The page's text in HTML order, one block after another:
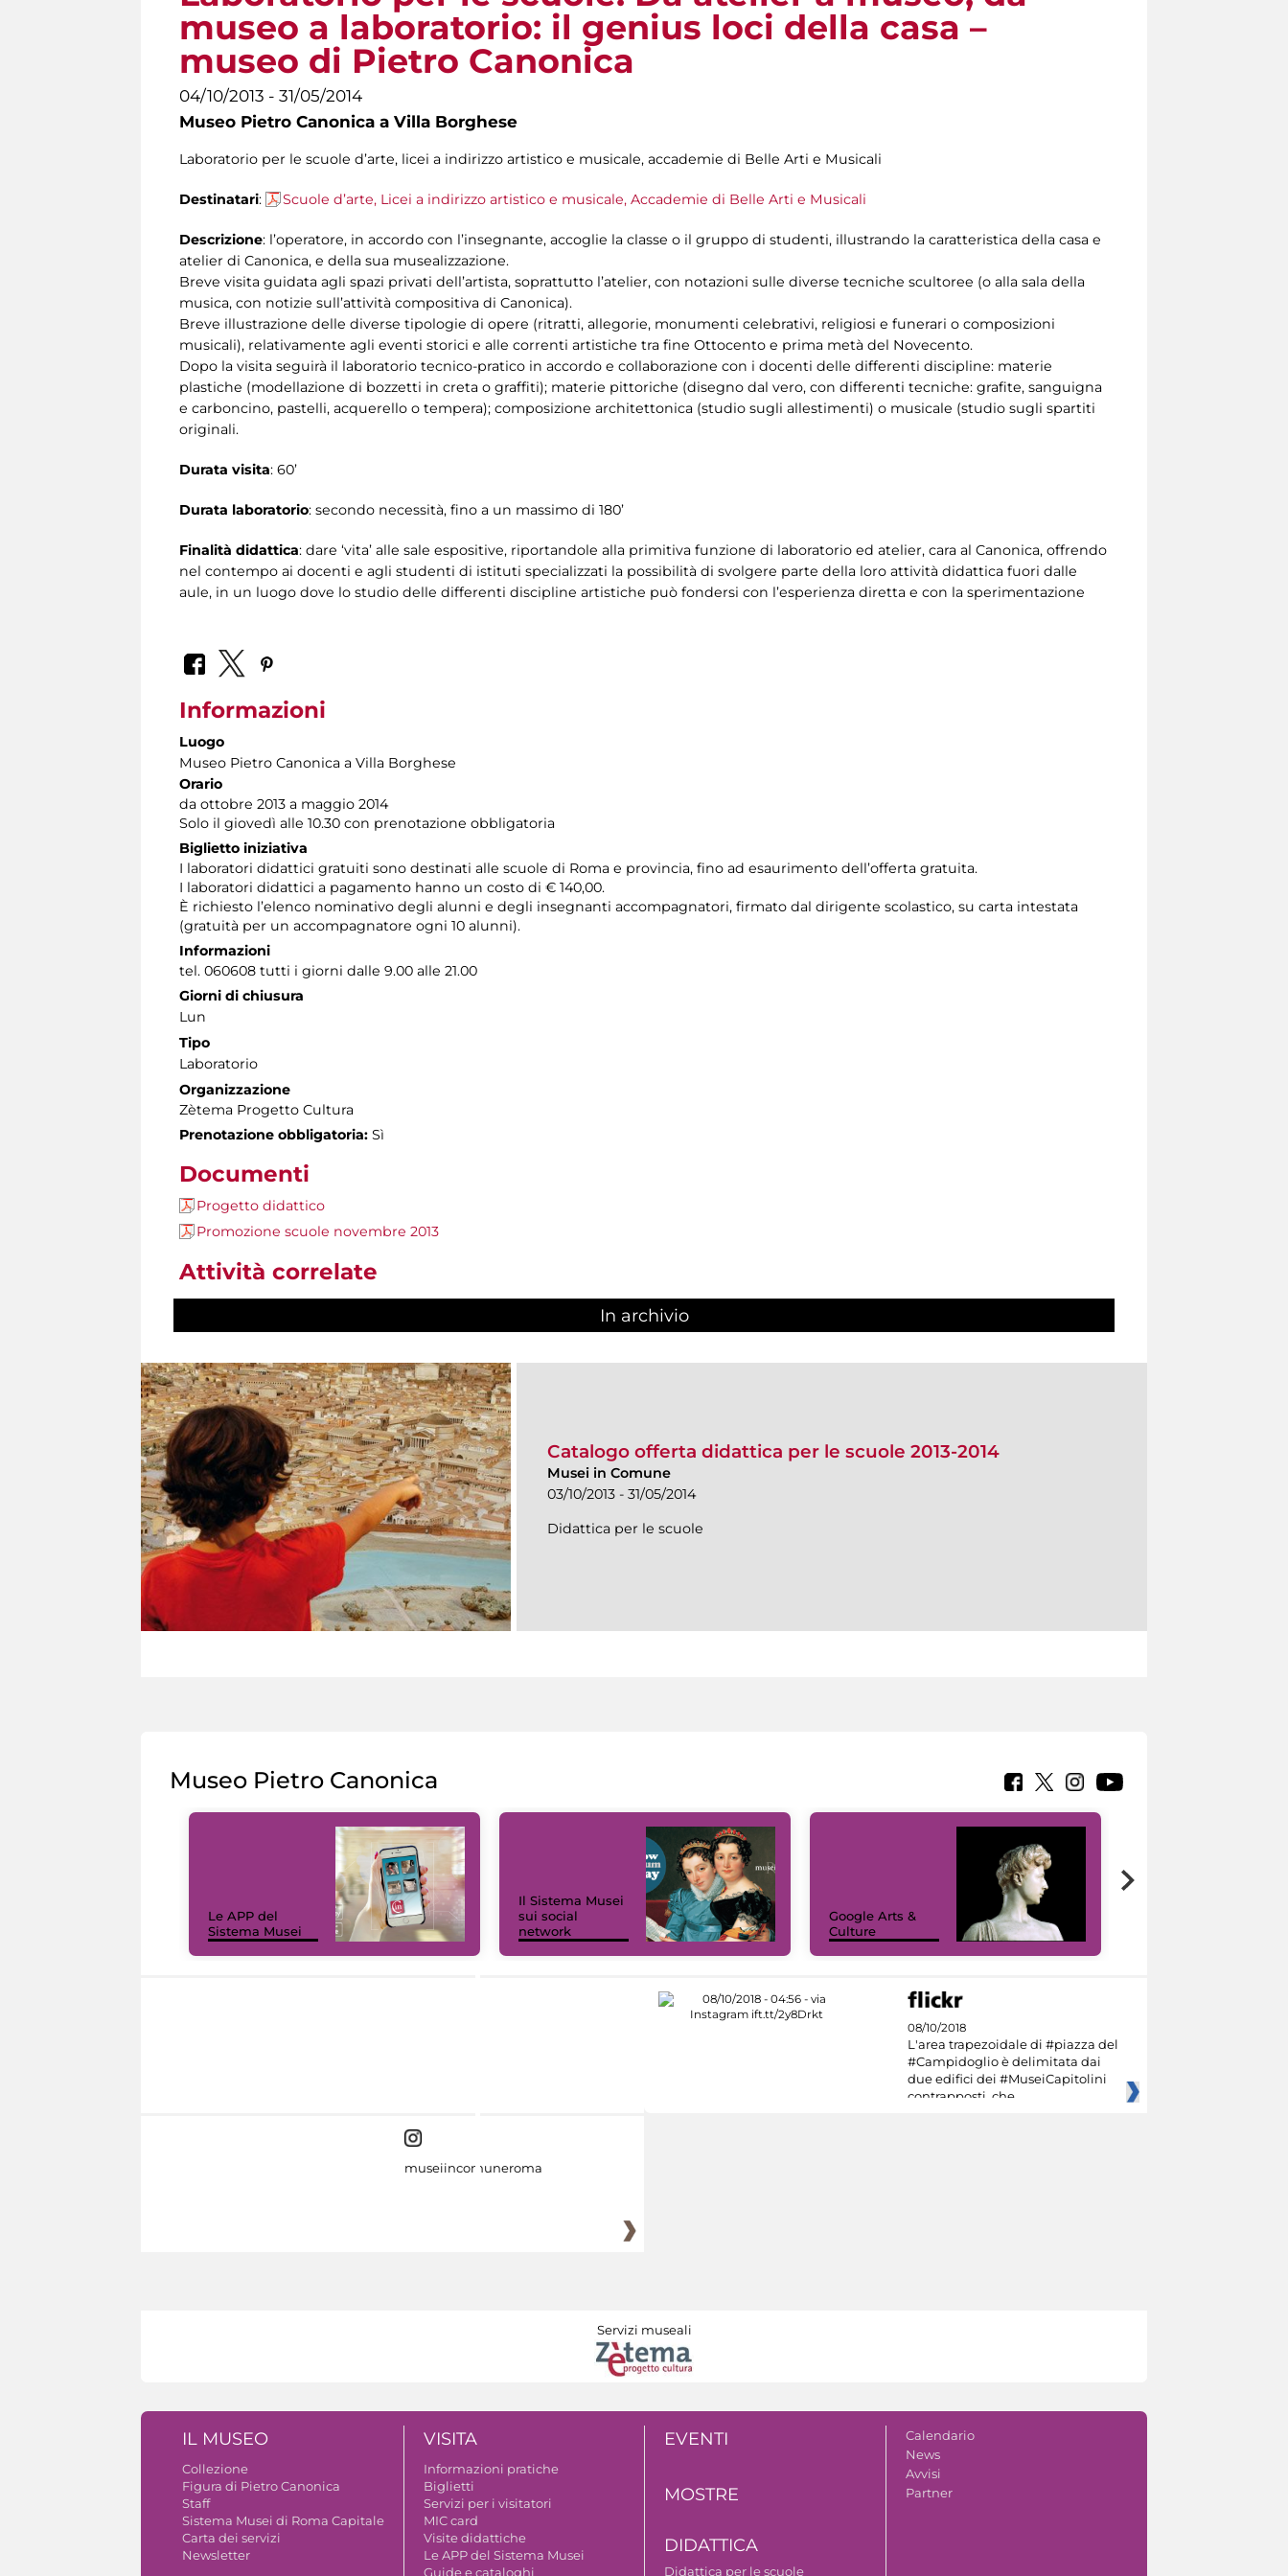
museo a laboratorio: il genius loci della casa –
museo di Pietro Canonica
04/10/2013 - 31/05/2014
Museo Pietro Canonica a Villa Borghese
Laboratorio per le scuole d’arte, licei a indirizzo artistico e musicale, accademie di Belle Arti e Musicali
Destinatari: Scuole d’arte, Licei a indirizzo artistico e musicale, Accademie di Belle Arti e Musicali
Descrizione: l’operatore, in accordo con l’insegnante, accoglie la classe o il gruppo di studenti, illustrando la caratteristica della casa e
atelier di Canonica, e della sua musealizzazione.
Breve visita guidata agli spazi privati dell’artista, soprattutto l’atelier, con notazioni sulle diverse tecniche scultoree (o alla sala della
musica, con notizie sull’attività compositiva di Canonica).
Breve illustrazione delle diverse tipologie di opere (ritratti, allegorie, monumenti celebrativi, religiosi e funerari o composizioni
musicali), relativamente agli eventi storici e alle correnti artistiche tra fine Ottocento e prima metà del Novecento.
Dopo la visita seguirà il laboratorio tecnico-pratico in accordo e collaborazione con i docenti delle differenti discipline: materie
plastiche (modellazione di bozzetti in creta o graffiti); materie pittoriche (disegno dal vero, con differenti tecniche: grafite, sanguigna
e carboncino, pastelli, acquerello o tempera); composizione architettonica (studio sugli allestimenti) o musicale (studio sugli spartiti
originali.
Durata visita: 60’
Durata laboratorio: secondo necessità, fino a un massimo di 180’
Finalità didattica: dare ‘vita’ alle sale espositive, riportandole alla primitiva funzione di laboratorio ed atelier, cara al Canonica, offrendo
nel contempo ai docenti e agli studenti di istituti specializzati la possibilità di svolgere parte della loro attività didattica fuori dalle
aule, in un luogo dove lo studio delle differenti discipline artistiche può fondersi con l’esperienza diretta e con la sperimentazione
Informazioni
Luogo
Museo Pietro Canonica a Villa Borghese
Orario
da ottobre 2013 a maggio 2014
Solo il giovedì alle 10.30 con prenotazione obbligatoria
Biglietto iniziativa
I laboratori didattici gratuiti sono destinati alle scuole di Roma e provincia, fino ad esaurimento dell’offerta gratuita.
I laboratori didattici a pagamento hanno un costo di € 140,00.
È richiesto l’elenco nominativo degli alunni e degli insegnanti accompagnatori, firmato dal dirigente scolastico, su carta intestata
(gratuità per un accompagnatore ogni 10 alunni).
Informazioni
tel. 060608 tutti i giorni dalle 9.00 alle 21.00
Giorni di chiusura
Lun
Tipo
Laboratorio
Organizzazione
Zètema Progetto Cultura
Prenotazione obbligatoria: Sì
Documenti
Progetto didattico
Promozione scuole novembre 2013
Attività correlate
In archivio
Catalogo offerta didattica per le scuole 2013-2014
Musei in Comune
03/10/2013 - 31/05/2014
Didattica per le scuole
Museo Pietro Canonica
Le APP del
Sistema Musei
Il Sistema Musei
sui social
network
Google Arts &
Culture
08/10/2018
L'area trapezoidale di #piazza del
#Campidoglio è delimitata dai
due edifici dei #MuseiCapitolini
contrapposti, che
museiincomuneroma
Servizi museali
IL MUSEO
Collezione
Figura di Pietro Canonica
Staff
Sistema Musei di Roma Capitale
Carta dei servizi
Newsletter
VISITA
Informazioni pratiche
Biglietti
Servizi per i visitatori
MIC card
Visite didattiche
Le APP del Sistema Musei
Guide e cataloghi
EVENTI
MOSTRE
DIDATTICA
Didattica per le scuole
Calendario
News
Avvisi
Partner